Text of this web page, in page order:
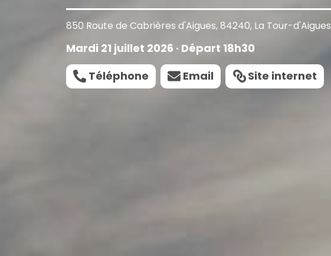
850 Route de Cabrières d'Aigues, 84240, La Tour-d'Aigues
Mardi 21 juillet 2026 · Départ 18h30
Téléphone
Email Site internet